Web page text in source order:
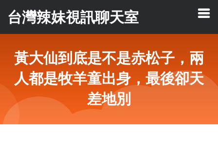
台灣辣妹視訊聊天室
黃大仙到底是不是赤松子，兩
人都是牧羊童出身，最後卻天
差地別